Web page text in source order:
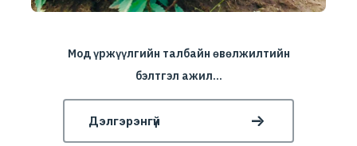
Мод үржүүлгийн талбайн өвөлжилтийн
бэлтгэл ажил...
Дэлгэрэнгүй